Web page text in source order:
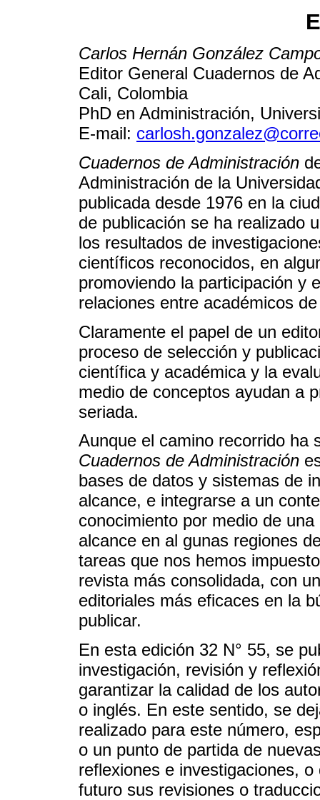
Carlos Hernán González
Editor General Cuadernos de
Cali, Colombia
PhD en Administración,
E-mail:
Cuadernos de Administración
Administración de la
publicada desde 1976 en la
de publicación se ha realizado
los resultados de
científicos reconocidos, en
promoviendo la participación y
relaciones entre académicos
Claramente el papel de un
proceso de selección y
científica y académica y la
medio de conceptos ayudan a
seriada.
Aunque el camino recorrido ha
Cuadernos de Administración
bases de datos y sistemas de
alcance, e integrarse a un
conocimiento por medio de
alcance en al gunas regiones
tareas que nos hemos
revista más consolidada, con
editoriales más eficaces en la
publicar.
En esta edición 32 N° 55, se
investigación, revisión y
garantizar la calidad de los
o inglés. En este sentido, se
realizado para este número,
o un punto de partida de
reflexiones e investigaciones,
futuro sus revisiones o